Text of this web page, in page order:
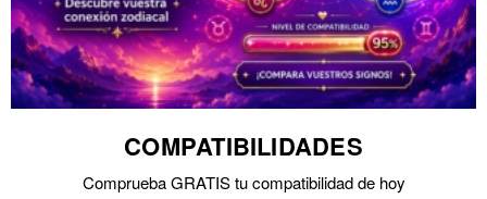
COMPATIBILIDADES
Comprueba GRATIS tu compatibilidad de hoy